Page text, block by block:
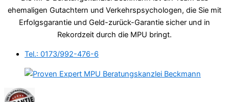
ehemaligen Gutachtern und Verkehrspsychologen, die Sie mit
Erfolgsgarantie und Geld-zurück-Garantie sicher und in
Rekordzeit durch die MPU bringt.
Tel.: 0173/992-476-6